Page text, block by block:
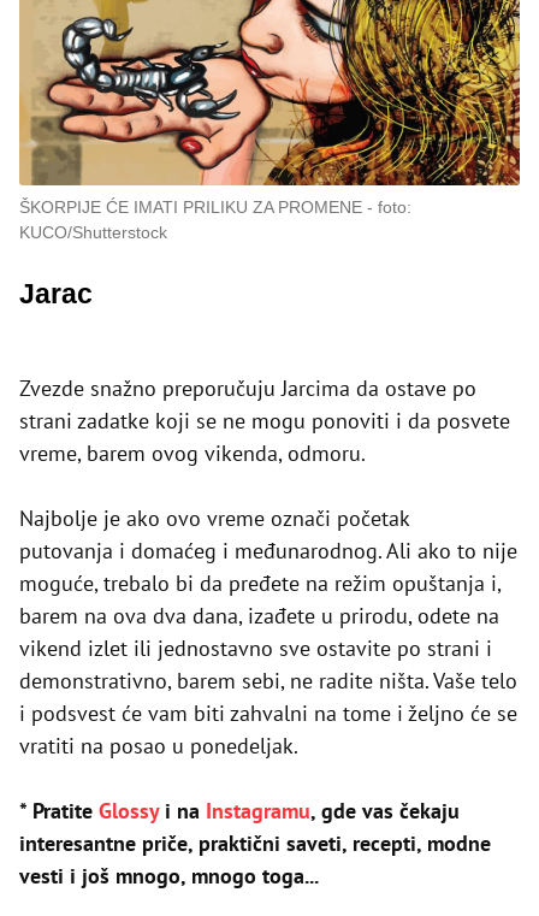
ŠKORPIJE ĆE IMATI PRILIKU ZA PROMENE
foto:
KUCO/Shutterstock
Jarac
Zvezde snažno preporučuju Jarcima da ostave po
strani zadatke koji se ne mogu ponoviti i da posvete
vreme, barem ovog vikenda, odmoru.
Najbolje je ako ovo vreme označi početak
putovanja i domaćeg i međunarodnog. Ali ako to nije
moguće, trebalo bi da pređete na režim opuštanja i,
barem na ova dva dana, izađete u prirodu, odete na
vikend izlet ili jednostavno sve ostavite po strani i
demonstrativno, barem sebi, ne radite ništa. Vaše telo
i podsvest će vam biti zahvalni na tome i željno će se
vratiti na posao u ponedeljak.
* Pratite Glossy i na Instagramu, gde vas čekaju
interesantne priče, praktični saveti, recepti, modne
vesti i još mnogo, mnogo toga...